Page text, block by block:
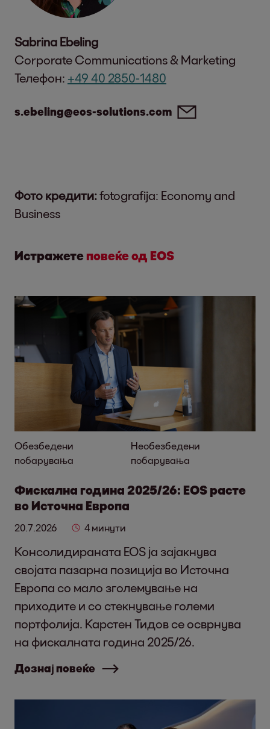
Sabrina Ebeling
Corporate Communications & Marketing
Телефон: +49 40 2850-1480
s.ebeling@eos-solutions.com
Фото кредити:fotografija: Economy and
Business
Истражете повеќе од EOS
Обезбедени
побарувања
Необезбедени
побарувања
Фискална година 2025/26: EOS расте
во Источна Европа
20.7.2026 4 минути
Консолидираната EOS ја зајакнува
својата пазарна позиција во Источна
Европа со мало зголемување на
приходите и со стекнување големи
портфолија. Карстен Тидов се осврнува
на фискалната година 2025/26.
Дознај повеќе